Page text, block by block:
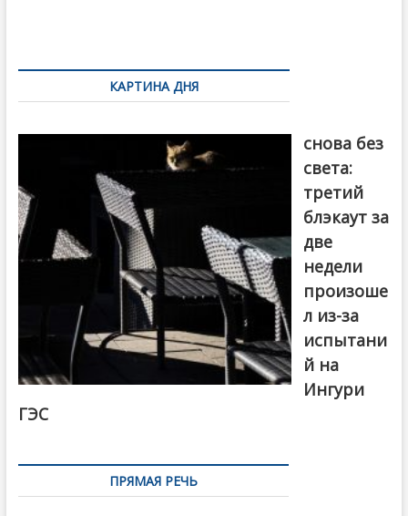
по
записямКАРТИНА ДНЯ
снова без
света:
третий
блэкаут за
две
недели
произоше
л из-за
испытани
й на
Ингури
ГЭС
ПРЯМАЯ РЕЧЬ